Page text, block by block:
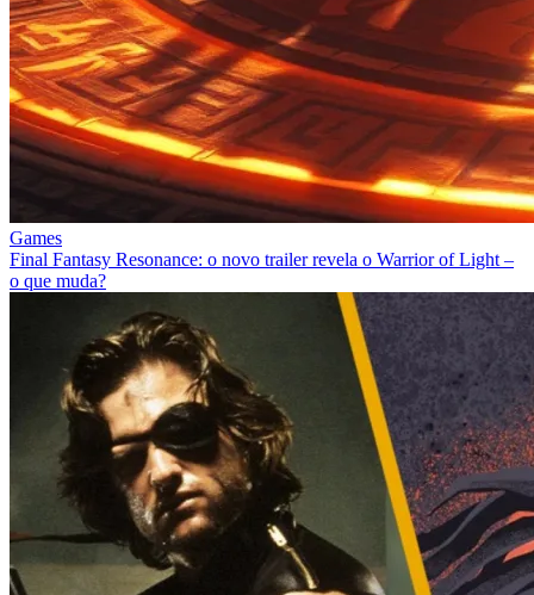
Games
Final Fantasy Resonance: o novo trailer revela o Warrior of Light –
o que muda?